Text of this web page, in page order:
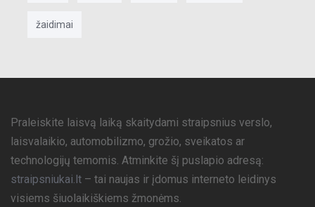
žaidimai
Praleiskite laisvą laiką skaitydami straipsnius verslo,
laisvalaikio, automobilizmo, grožio, sveikatos ar
technologijų temomis. Atminkite šį puslapio adresą:
straipsniukai.lt – tai naujas ir įdomus interneto leidinys
visiems šiuolaikiškiems žmonėms.